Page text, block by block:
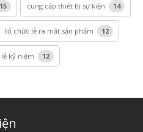
15 cung cấp thiết bị sự kiện 14
tổ chức lễ ra mắt sản phẩm 12
kỷ niệm 12